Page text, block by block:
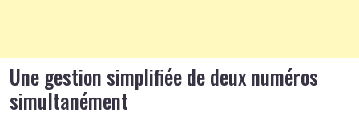
Une gestion simplifiée de deux numéros
simultanément